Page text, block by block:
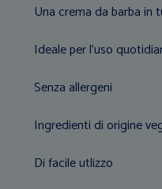
Una crema da barba in
Ideale per l'uso
Senza allergeni
Ingredienti di origine
Di facile utlizzo